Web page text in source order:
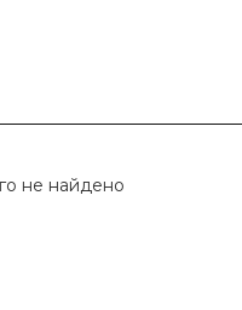
не найдено